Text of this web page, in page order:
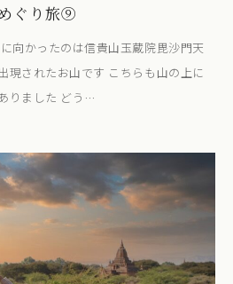
ぐり旅⑨
向かったのは信貴山玉蔵院毘沙門天
現されたお山です こちらも山の上に
りました どう…